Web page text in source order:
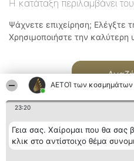
ΑΕΤΟΊ των κοσμημάτων
23:20
Γεια σας. Χαίρομαι που θα σας
κλικ στο αντίστοιχο θέμα
Η κατάταξη περιλαμβάνει
Ψάχνετε επιχείρηση; Ελέγξτε
Χρησιμοποιήστε την καλύτερη